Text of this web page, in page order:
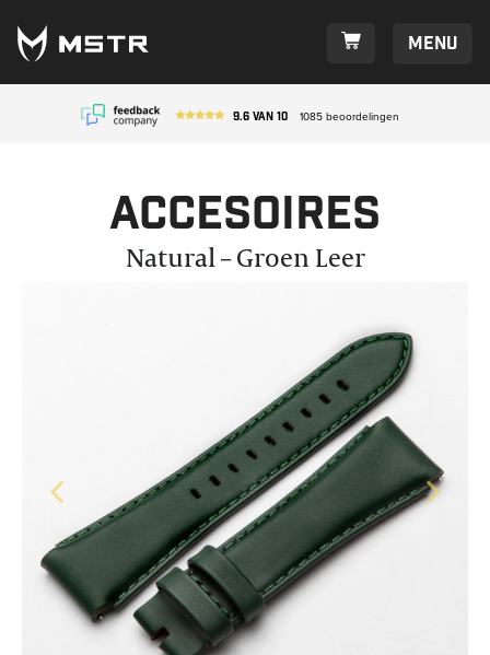
9.6 van 10 1085 beoordelingen
Menu
Accesoires
Natural – Groen Leer